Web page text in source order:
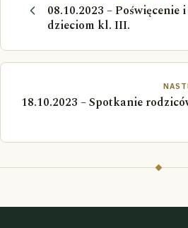
08.10.2023 – Poświęcenie
dzieciom kl. III.
18.10.2023 – Spotkanie